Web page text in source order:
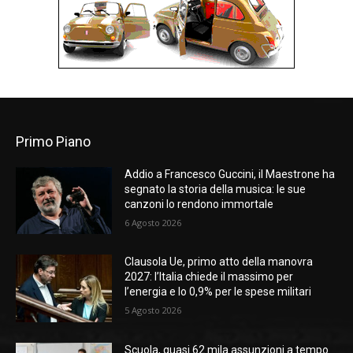
Primo Piano
Addio a Francesco Guccini, il Maestrone ha
segnato la storia della musica: le sue
canzoni lo rendono immortale
6 Agosto 2026
Clausola Ue, primo atto della manovra
2027: l’Italia chiede il massimo per
l’energia e lo 0,9% per le spese militari
5 Agosto 2026
Scuola, quasi 62 mila assunzioni a tempo